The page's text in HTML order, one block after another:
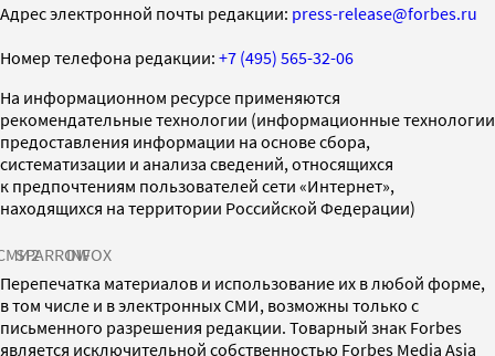
Адрес электронной почты редакции: press-release@forbes.ru
Номер телефона редакции: +7 (495) 565-32-06
На информационном ресурсе применяются
рекомендательные технологии (информационные технологии
предоставления информации на основе сбора,
систематизации и анализа сведений, относящихся
к предпочтениям пользователей сети «Интернет»,
находящихся на территории Российской Федерации)
SPARROWINFOX
Перепечатка материалов и использование их в любой форме,
в том числе и в электронных СМИ, возможны только с
письменного разрешения редакции. Товарный знак Forbes
является исключительной собственностью Forbes Media Asia